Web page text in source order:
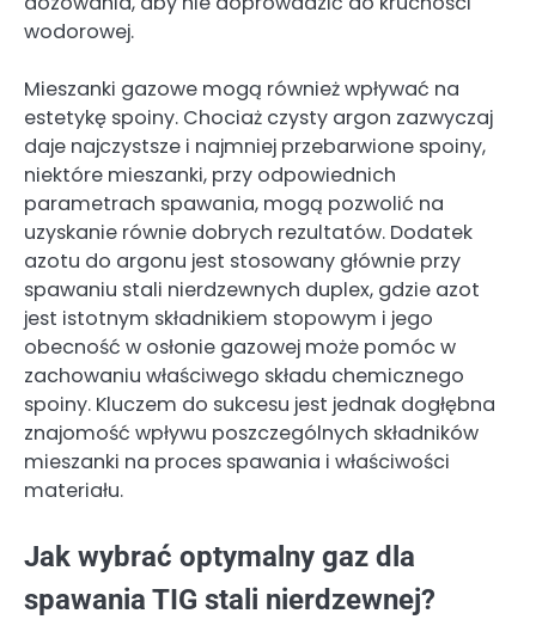
wodorowej.
Mieszanki gazowe mogą również wpływać na
estetykę spoiny. Chociaż czysty argon zazwyczaj
daje najczystsze i najmniej przebarwione spoiny,
niektóre mieszanki, przy odpowiednich
parametrach spawania, mogą pozwolić na
uzyskanie równie dobrych rezultatów. Dodatek
azotu do argonu jest stosowany głównie przy
spawaniu stali nierdzewnych duplex, gdzie azot
jest istotnym składnikiem stopowym i jego
obecność w osłonie gazowej może pomóc w
zachowaniu właściwego składu chemicznego
spoiny. Kluczem do sukcesu jest jednak dogłębna
znajomość wpływu poszczególnych składników
mieszanki na proces spawania i właściwości
materiału.
Jak wybrać optymalny gaz dla
spawania TIG stali nierdzewnej?